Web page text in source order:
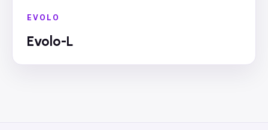
EVOLO
Evolo-L